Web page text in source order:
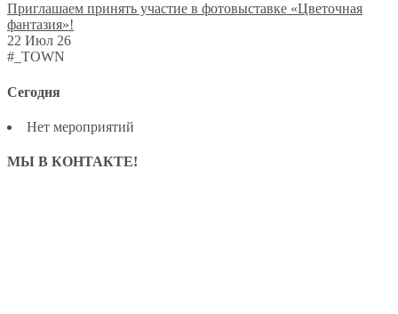
Приглашаем принять участие в фотовыставке «Цветочная
фантазия»!
22 Июл 26
#_TOWN
Сегодня
Нет мероприятий
МЫ В КОНТАКТЕ!